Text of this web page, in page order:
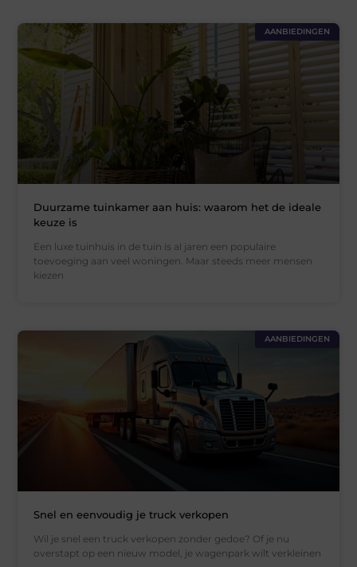
AANBIEDINGEN
Duurzame tuinkamer aan huis: waarom het de ideale
keuze is
Een luxe tuinhuis in de tuin is al jaren een populaire
toevoeging aan veel woningen. Maar steeds meer mensen
kiezen
AANBIEDINGEN
Snel en eenvoudig je truck verkopen
Wil je snel een truck verkopen zonder gedoe? Of je nu
overstapt op een nieuw model, je wagenpark wilt verkleinen